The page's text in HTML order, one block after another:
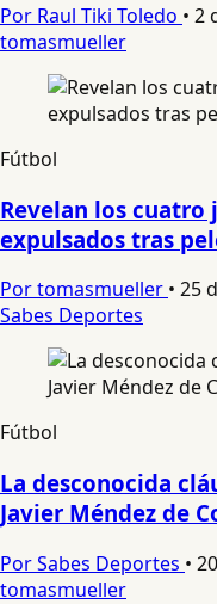
Por Raul Tiki Toledo • 2
tomasmueller
Fútbol
Revelan los cuatro
expulsados tras
Por tomasmueller • 25
Sabes Deportes
Fútbol
La desconocida
Javier Méndez de
Por Sabes Deportes •
tomasmueller